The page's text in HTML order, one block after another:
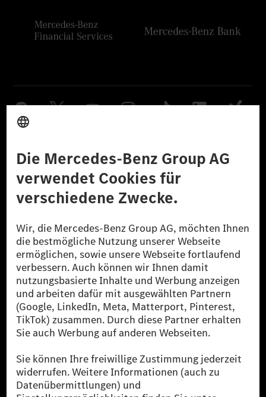
Datenschutz Lizenzhinweise Dritter Barrierefreiheit
© 2026 Mercedes-Benz Group AG. Alle Rechte vorbehalten.
[1] Bilanziell CO₂-neutral bedeutet, dass nicht vermiedene oder nicht
reduzierte CO₂-Emissionen bei der Mercedes-Benz Group durch
zertifizierte Ausgleichsprojekte kompensiert werden.
[2] Renewable Charging ist ein integraler Bestandteil von MB.CHARGE
Public in Europa, den USA, Kanada und China. Sofern an der jeweiligen
Ladestation noch kein Strom aus erneuerbaren Energien vorliegt,
verwendet Renewable Charging Grünstromzertifikate*. Diese stellen
sicher, dass für Ladevorgänge über MB.CHARGE Public eine äquivalente
Strommenge aus erneuerbaren Energien ins Stromnetz eingespeist wird.
als sechs Jahre sind.
* Inkl. EKOenergy Ökolabel
* Die angegebenen Werte wurden nach dem vorgeschriebenen
Messverfahren WLTP (Worldwide harmonised Light vehicles Test